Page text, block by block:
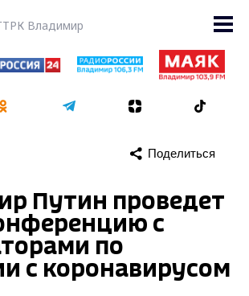
Владимир
Поделиться
Путин проведет
с
по
с коронавирусом